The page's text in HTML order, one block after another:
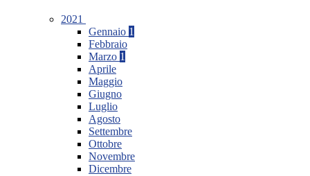
2021
Gennaio 1
Febbraio
Marzo 1
Aprile
Maggio
Giugno
Luglio
Agosto
Settembre
Ottobre
Novembre
Dicembre